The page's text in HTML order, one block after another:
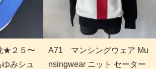
★２５〜
みシュ
A71 マンシングウェア Mu
nsingwear ニット セーター